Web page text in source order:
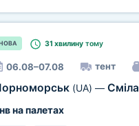
31 хвилинутому
06.08–07.08 тент
(UA) — Сміла
на палетах